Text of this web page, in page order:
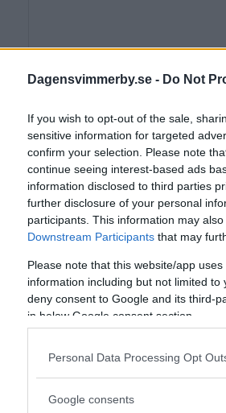
Dagensvimmerby.se - Do Not
If you wish to opt-out of the sale,
sensitive information for targeted
confirm your selection. Please note
continue seeing interest-based ads
information disclosed to third parties
further disclosure of your personal
participants. This information may
Downstream Participants that may
Please note that this website/app
information including but not limited
deny consent to Google and its third-
in below Google consent section.
Personal Data Processing Opt
Google consents
Anton
FOTBOLL 05 april 2025 15.25
Ny
kliver in från